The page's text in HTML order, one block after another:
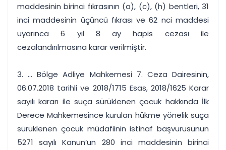
maddesinin birinci fıkrasının (a), (c), (h) bentleri, 31
inci maddesinin üçüncü fıkrası ve 62 nci maddesi
uyarınca 6 yıl 8 ay hapis cezası ile
cezalandırılmasına karar verilmiştir.
3. ... Bölge Adliye Mahkemesi 7. Ceza Dairesinin,
06.07.2018 tarihli ve 2018/1715 Esas, 2018/1625 Karar
sayılı kararı ile suça sürüklenen çocuk hakkında İlk
Derece Mahkemesince kurulan hükme yönelik suça
sürüklenen çocuk müdafiinin istinaf başvurusunun
5271 sayılı Kanun’un 280 inci maddesinin birinci